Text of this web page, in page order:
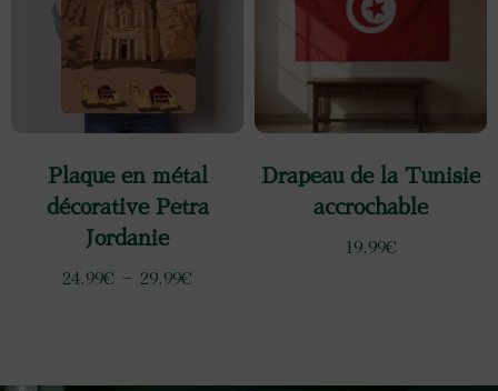
Plaque en métal
décorative Petra
Jordanie
24.99€ – 29.99€
Drapeau de la Tunisie
accrochable
19.99€